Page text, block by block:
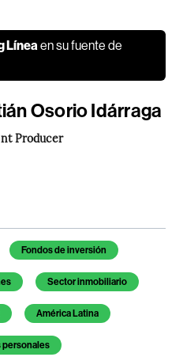
Línea en su fuente de
Osorio Idárraga
Producer
Fondos de inversión
Sector inmobiliario
América Latina
personales